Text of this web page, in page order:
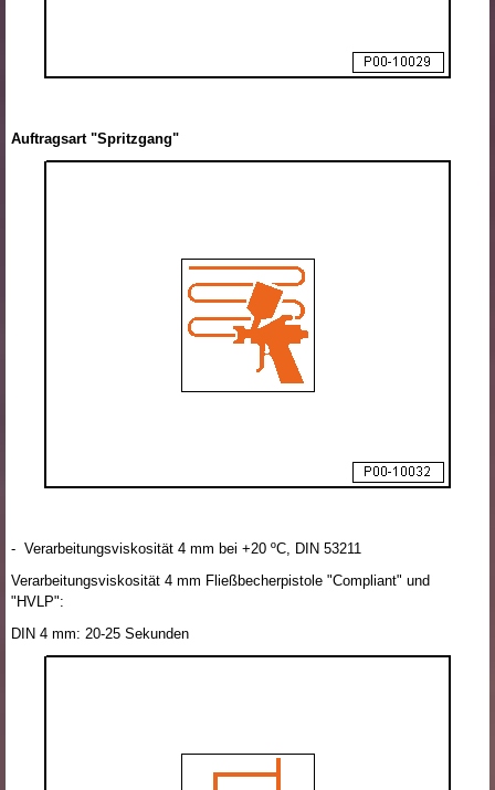
Auftragsart "Spritzgang"
- Verarbeitungsviskosität 4 mm bei +20 ºC, DIN 53211
Verarbeitungsviskosität 4 mm Fließbecherpistole "Compliant" und
"HVLP":
DIN 4 mm: 20-25 Sekunden